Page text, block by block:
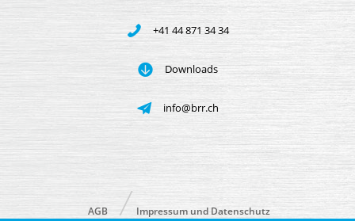
+41 44 871 34 34
Downloads
info@brr.ch
AGB Impressum und Datenschutz